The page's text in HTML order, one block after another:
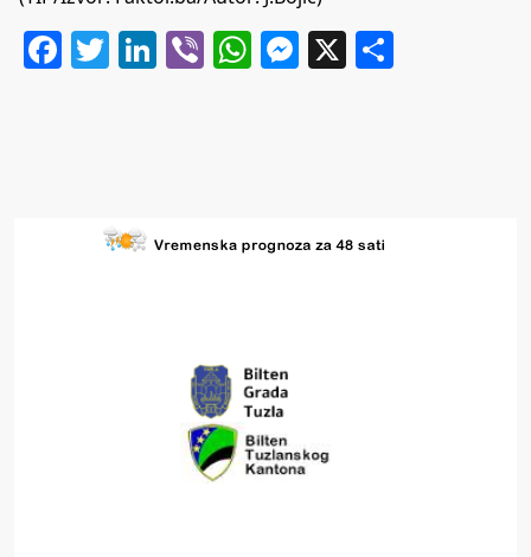
Facebook
Twitter
LinkedIn
ViberWhatsApp
Messenger
X